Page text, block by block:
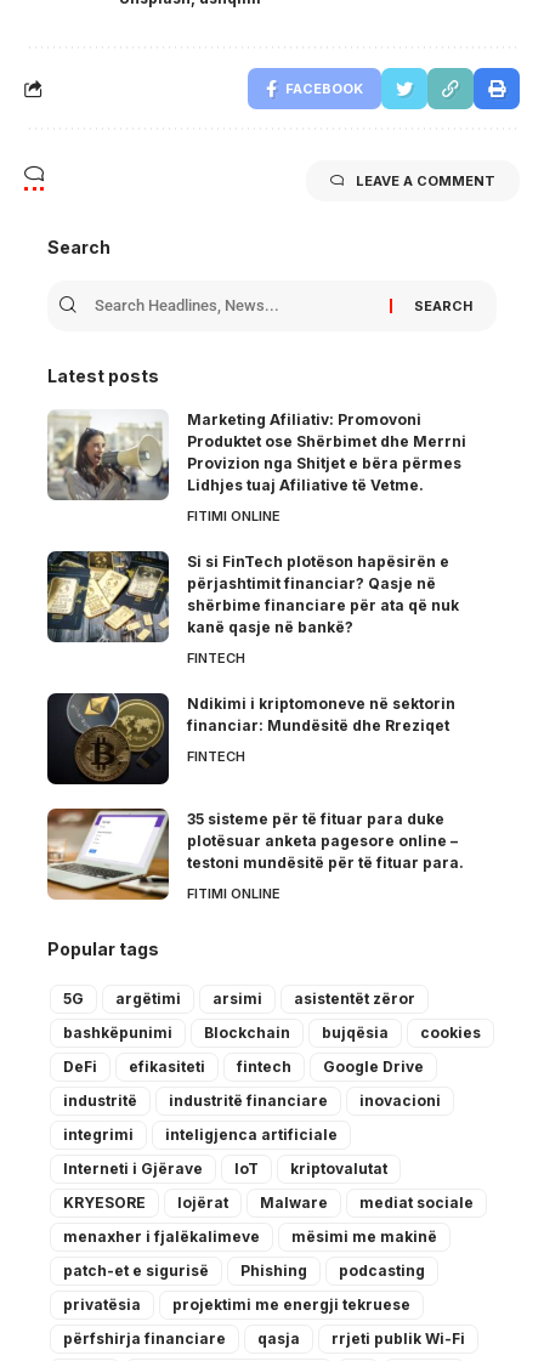
FACEBOOK
LEAVE A COMMENT
Search
Latest posts
Marketing Afiliativ: Promovoni
Produktet ose Shërbimet dhe Merrni
Provizion nga Shitjet e bëra përmes
Lidhjes tuaj Afiliative të Vetme.
FITIMI ONLINE
Si si FinTech plotëson hapësirën e
përjashtimit financiar? Qasje në
shërbime financiare për ata që nuk
kanë qasje në bankë?
FINTECH
Ndikimi i kriptomoneve në sektorin
financiar: Mundësitë dhe Rreziqet
FINTECH
35 sisteme për të fituar para duke
plotësuar anketa pagesore online –
testoni mundësitë për të fituar para.
FITIMI ONLINE
Popular tags
5G argëtimi arsimi
asistentët zëror
bashkëpunimi
Blockchain bujqësia
cookies
DeFi
efikasiteti fintech
Google Drive
industritë
industritë financiare
inovacioni
integrimi
inteligjenca artificiale
Interneti i Gjërave
IoT
kriptovalutat
KRYESORE
lojërat Malware
mediat sociale
menaxher i fjalëkalimeve
mësimi me makinë
patch-et e sigurisë
Phishing
podcasting
privatësia
projektimi me energji tekruese
përfshirja financiare
qasja
rrjeti publik Wi-Fi